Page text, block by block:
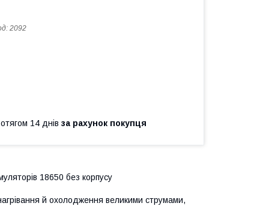
2092
14 днів за рахунок покупця
18650 без корпусу
й охолодження великими струмами,